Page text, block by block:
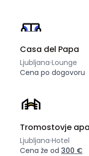
Casa del Papa
Ljubljana Lounge
Cena po dogovoru
Tromostovje
Ljubljana Hotel
Cena že od 300 €